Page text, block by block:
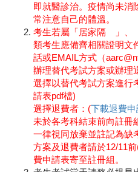
即就醫診治。疫情尚未消
常注意自己的體溫。
考生若屬「居家隔離」、
類考生應備齊相關證明文
話或EMAIL方式（
辦理替代考試方案或辦理
選擇以替代考試方案進行
請表pdf檔)
選擇退費者：(下載退費
未於各考科結束前向註冊
一律視同放棄並註記為缺
方案及退費者請於12/11
費申請表寄至註冊組。